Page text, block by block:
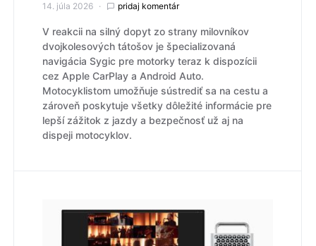
14. júla 2026 pridaj komentár
V reakcii na silný dopyt zo strany milovníkov
dvojkolesových tátošov je špecializovaná
navigácia Sygic pre motorky teraz k dispozícii
cez Apple CarPlay a Android Auto.
Motocyklistom umožňuje sústrediť sa na cestu a
zároveň poskytuje všetky dôležité informácie pre
lepší zážitok z jazdy a bezpečnosť už aj na
dispeji motocyklov.